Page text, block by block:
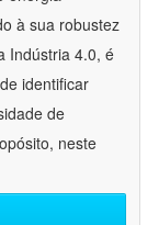
à sua robustez
Indústria 4.0, é
identificar
de
neste